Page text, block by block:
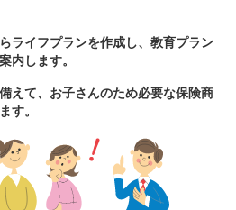
ライフプランを作成し、教育プラン
内します。
えて、お子さんのため必要な保険商
す。